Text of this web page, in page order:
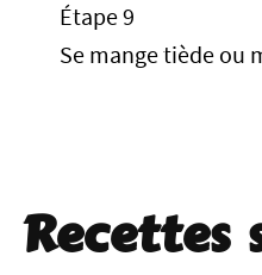
Étape 9
Se mange tiède ou
Recettes